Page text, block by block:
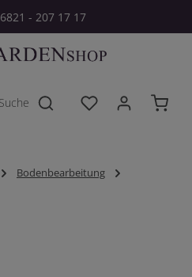
- 207 17 17
Du hast 0
Bodenbearbeitung